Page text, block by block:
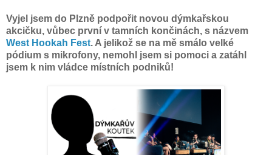
Vyjel jsem do Plzně podpořit novou dýmkařskou
akcičku, vůbec první v tamních končinách, s názvem
West Hookah Fest. A jelikož se na mě smálo velké
pódium s mikrofony, nemohl jsem si pomoci a zatáhl
jsem k nim vládce místních podniků!